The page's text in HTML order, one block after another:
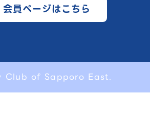
会員ページはこちら
of Sapporo East.